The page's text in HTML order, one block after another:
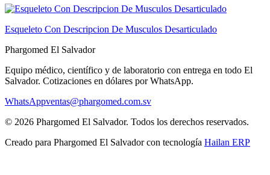
Esqueleto Con Descripcion De Musculos Desarticulado
Phargomed El Salvador
Equipo médico, científico y de laboratorio con entrega en todo El
Salvador. Cotizaciones en dólares por WhatsApp.
WhatsAppventas@phargomed.com.sv
© 2026 Phargomed El Salvador. Todos los derechos reservados.
Creado para Phargomed El Salvadorcon tecnología Hailan ERP